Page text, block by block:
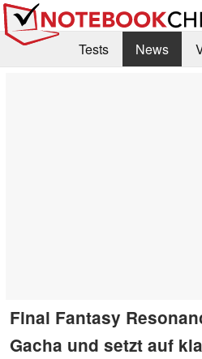
Tests News
Final Fantasy
Gacha und setzt auf